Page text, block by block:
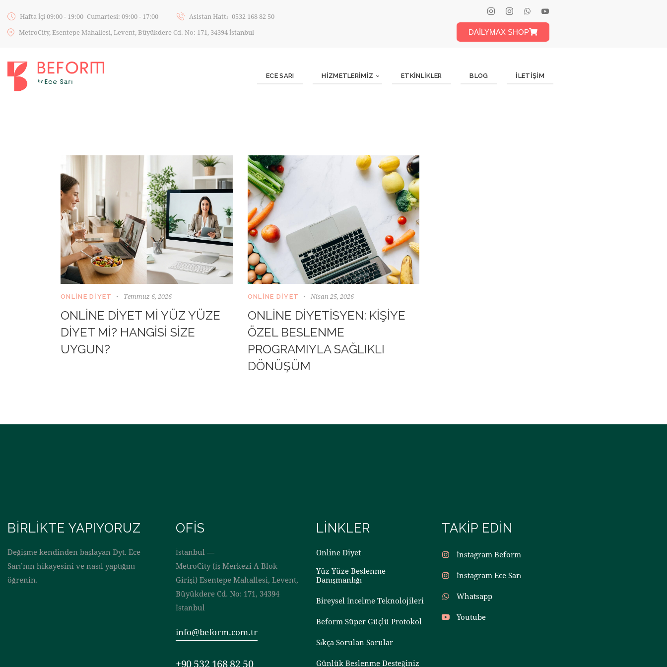
Hafta İçi 09:00 - 19:00 Cumartesi: 09:00 - 17:00 Asistan Hattı 0532 168 82 50
MetroCity, Esentepe Mahallesi, Levent, Büyükdere Cd. No: 171, 34394 İstanbul
DAİLYMAX SHOP
ECE SARI HİZMETLERİMİZ ETKINLIKLER BLOG İLETIŞIM
ONLINE DIYET Temmuz 6, 2026
ONLINE DIYET MI YÜZ YÜZE
DIYET MI? HANGISI SIZE
UYGUN?
ONLINE DIYET Nisan 25, 2026
ONLINE DIYETISYEN: KIŞIYE
ÖZEL BESLENME
PROGRAMIYLA SAĞLIKLI
DÖNÜŞÜM
BIRLIKTE YAPIYORUZ
Değişme kendinden başlayan Dyt. Ece
Sarı’nın hikayesini ve nasıl yaptığını
öğrenin.
OFIS
İstanbul —
MetroCity (İş Merkezi A Blok
Girişi) Esentepe Mahallesi, Levent,
Büyükdere Cd. No: 171, 34394
İstanbul
info@beform.com.tr
+90 532 168 82 50
LINKLER
Online Diyet
Yüz Yüze Beslenme
Danışmanlığı
Bireysel İncelme Teknolojileri
Beform Süper Güçlü Protokol
Sıkça Sorulan Sorular
Günlük Beslenme Desteğiniz
TAKIP EDIN
İnstagram Beform
İnstagram Ece Sarı
Whatsapp
Youtube